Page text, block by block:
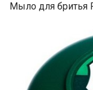
Мыло для бритья